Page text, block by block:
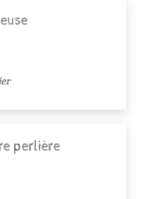
perlière